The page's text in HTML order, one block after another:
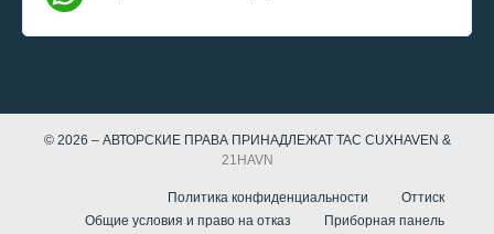
© 2026 – АВТОРСКИЕ ПРАВА ПРИНАДЛЕЖАТ TAC CUXHAVEN &
21HAVN
Политика конфиденциальности
Оттиск
Общие условия и право на отказ
Приборная панель